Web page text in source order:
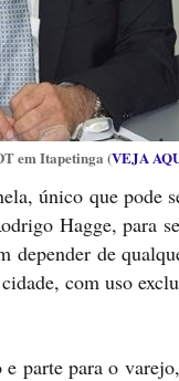
em Itapetinga (VEJA
único que pode
Hagge, para
depender de
com uso
parte para o